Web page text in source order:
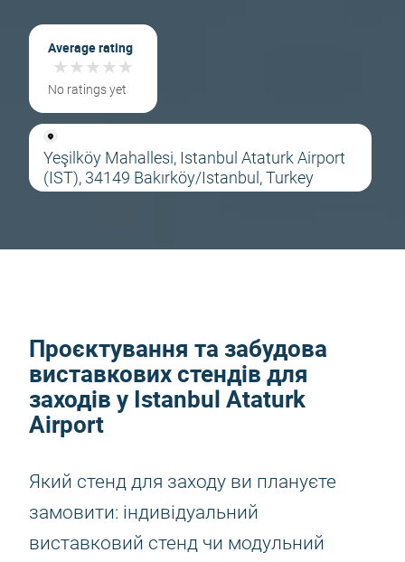
Average rating
★★★★★
★★★★★
No ratings yet
Yeşilköy Mahallesi, Istanbul Ataturk Airport
(IST), 34149 Bakırköy/Istanbul, Turkey
Проєктування та забудова
виставкових стендів для
заходів у Istanbul Ataturk
Airport
Який стенд для заходу ви плануєте
замовити: індивідуальний
виставковий стенд чи модульний